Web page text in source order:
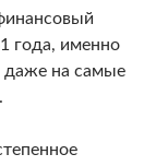
года, именно
даже на самые